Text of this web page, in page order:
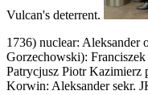
Vulcan's deterrent.
1736) nuclear: Aleksander
Gorzechowski):
Patrycjusz Piotr Kazimierz
Korwin: Aleksander sekr.